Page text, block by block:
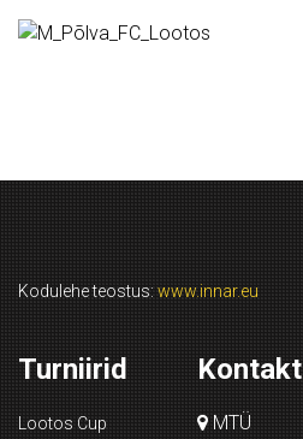
Kodulehe teostus: www.innar.eu
Turniirid
Lootos Cup
Kontakt
MTÜ